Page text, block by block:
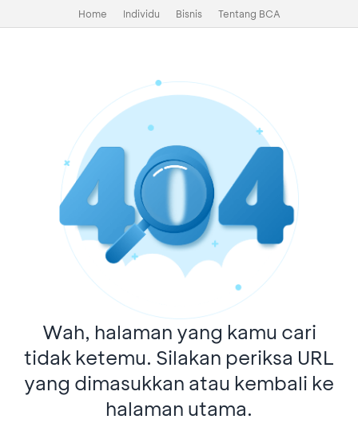
Home Individu Bisnis Tentang BCA
Wah, halaman yang kamu cari
tidak ketemu. Silakan periksa URL
yang dimasukkan atau kembali ke
halaman utama.